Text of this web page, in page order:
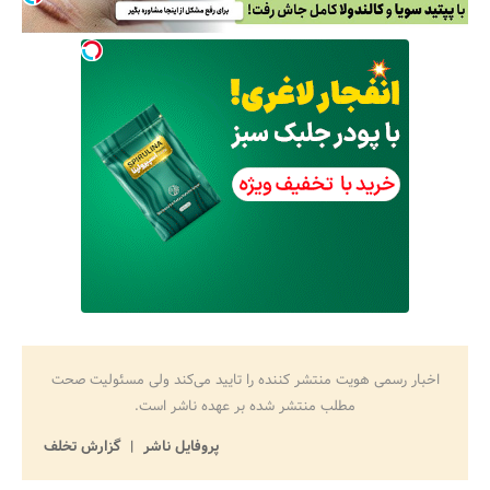
اخبار رسمی هویت منتشر کننده را تایید می‌کند ولی مسئولیت صحت
مطلب منتشر شده بر عهده ناشر است.
پروفایل ناشر
گزارش تخلف